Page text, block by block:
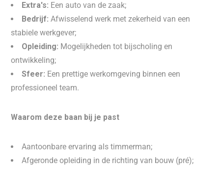
Extra's: Een auto van de zaak;
Bedrijf:Afwisselend werk met zekerheid van een
stabiele werkgever;
Opleiding: Mogelijkheden tot bijscholing en
ontwikkeling;
Sfeer: Een prettige werkomgeving binnen een
professioneel team.
Waarom deze baan bij je past
Aantoonbare ervaring als timmerman;
Afgeronde opleiding in de richting van bouw (pré);